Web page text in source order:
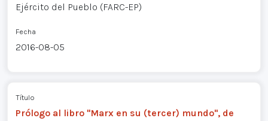
Ejército del Pueblo (FARC-EP)
Fecha
2016-08-05
Título
Prólogo al libro "Marx en su (tercer) mundo", de